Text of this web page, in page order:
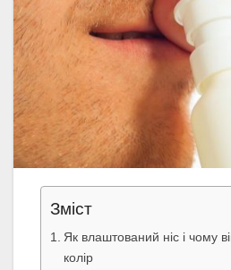
Зміст
Як влаштований ніс і чому
колір